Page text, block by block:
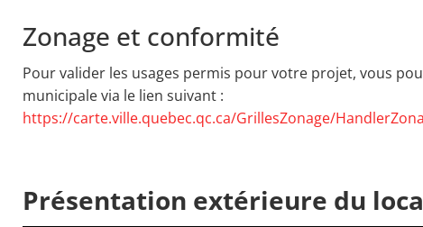
Zonage et conformité
Pour valider les usages permis pour votre projet, vous
municipale via le lien suivant :
https://carte.ville.quebec.qc.ca/GrillesZonage/
Présentation extérieure du